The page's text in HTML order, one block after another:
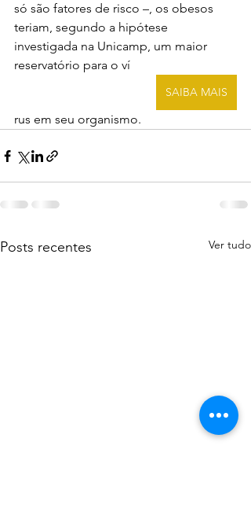
só são fatores de risco –, os obesos
teriam, segundo a hipótese
investigada na Unicamp, um maior
reservatório para o ví
SAIBA MAIS
rus em seu organismo.
Posts recentes Ver tudo